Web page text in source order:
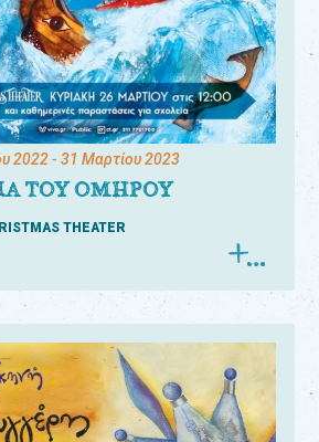
2022- 31 Μαρτίου 2023
ΤΟΥ ΟΜΗΡΟΥ
THEATER